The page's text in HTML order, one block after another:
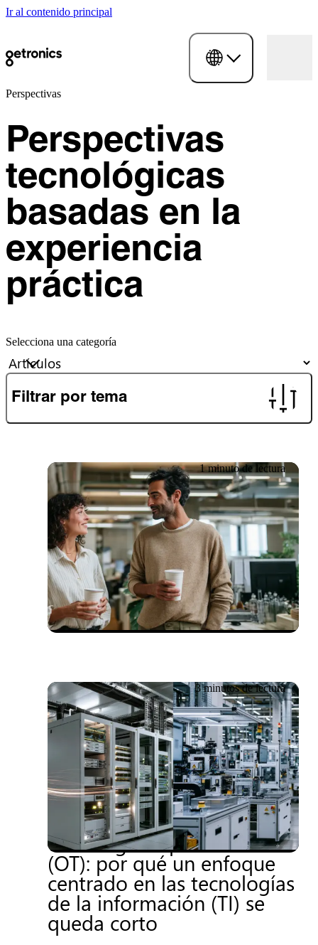
Ir al contenido principal
Perspectivas
Perspectivas
tecnológicas
basadas en la
experiencia
práctica
Selecciona una categoría
Filtrar por tema
1 minuto de lectura
27.06.2026
Newsletter
3 minutos de lectura
20.06.2026
Un nuevo enfoque de la
seguridad de las
tecnologías operativas
(OT): por qué un enfoque
centrado en las tecnologías
de la información (TI) se
queda corto